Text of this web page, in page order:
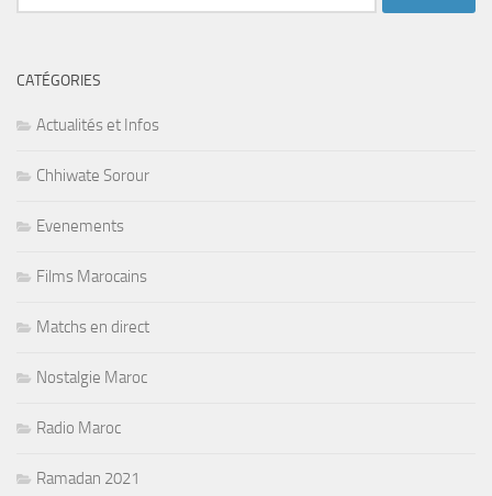
CATÉGORIES
Actualités et Infos
Chhiwate Sorour
Evenements
Films Marocains
Matchs en direct
Nostalgie Maroc
Radio Maroc
Ramadan 2021